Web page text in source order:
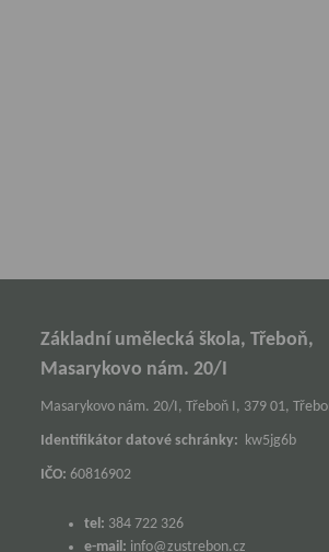
Základní umělecká škola, Třeboň,
Masarykovo nám. 20/I
Masarykovo nám. 20/I, Třeboň I, 379 01,
Identifikátor datové schránky: kw5jg6b
IČO: 60816902
tel: 384 722 326
e-mail: info@zustrebon.cz